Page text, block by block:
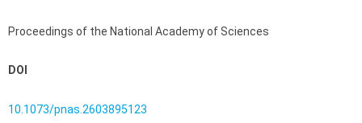
Proceedings of the National Academy of Sciences
DOI
10.1073/pnas.2603895123